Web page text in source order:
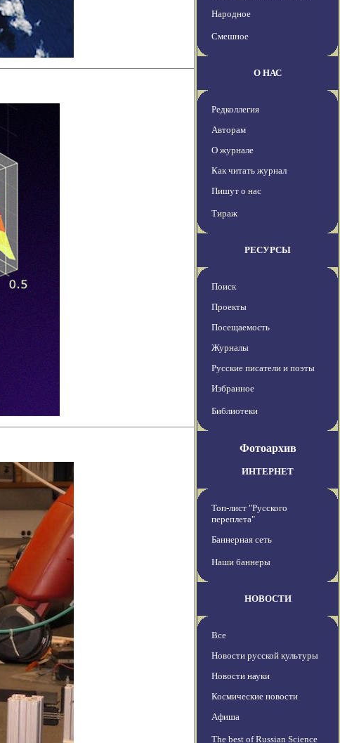
Народное
Смешное
О НАС
Редколлегия
Авторам
О журнале
Как читать журнал
Пишут о нас
Тираж
РЕСУРСЫ
Поиск
Проекты
Посещаемость
Журналы
Русские писатели и поэты
Избранное
Библиотеки
Фотоархив
ИНТЕРНЕТ
Топ-лист "Русского
переплета"
Баннерная сеть
Наши баннеры
НОВОСТИ
Все
Новости русской культуры
Новости науки
Космические новости
Афиша
The best of Russian Science